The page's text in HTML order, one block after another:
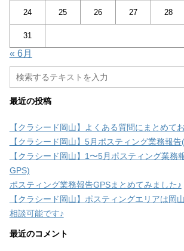
24 25 26 27 28
31
« 6月
最近の投稿
【クラシード岡山】よくある質問にまとめて
【クラシード岡山】5月ポスティング業務報
【クラシード岡山】1〜5月ポスティング業務
GPS)
ポスティング業務報告GPSまとめてみました♪
【クラシード岡山】ポスティングエリアは岡
相談可能です♪
最近のコメント